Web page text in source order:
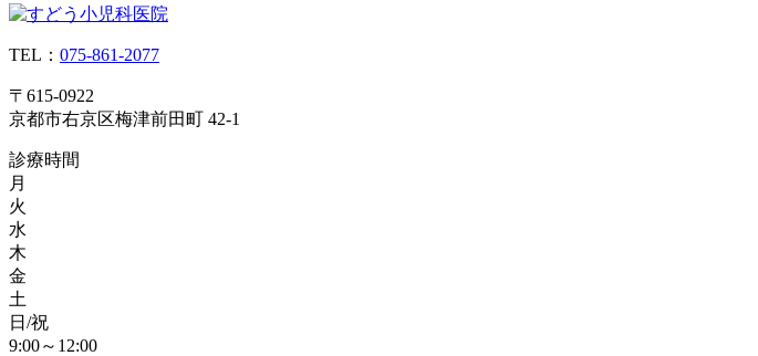
TEL： 075-861-2077
〒615-0922
京都市右京区梅津前田町 42-1
診療時間
月
火
水
木
金
土
日/祝
9:00～12:00